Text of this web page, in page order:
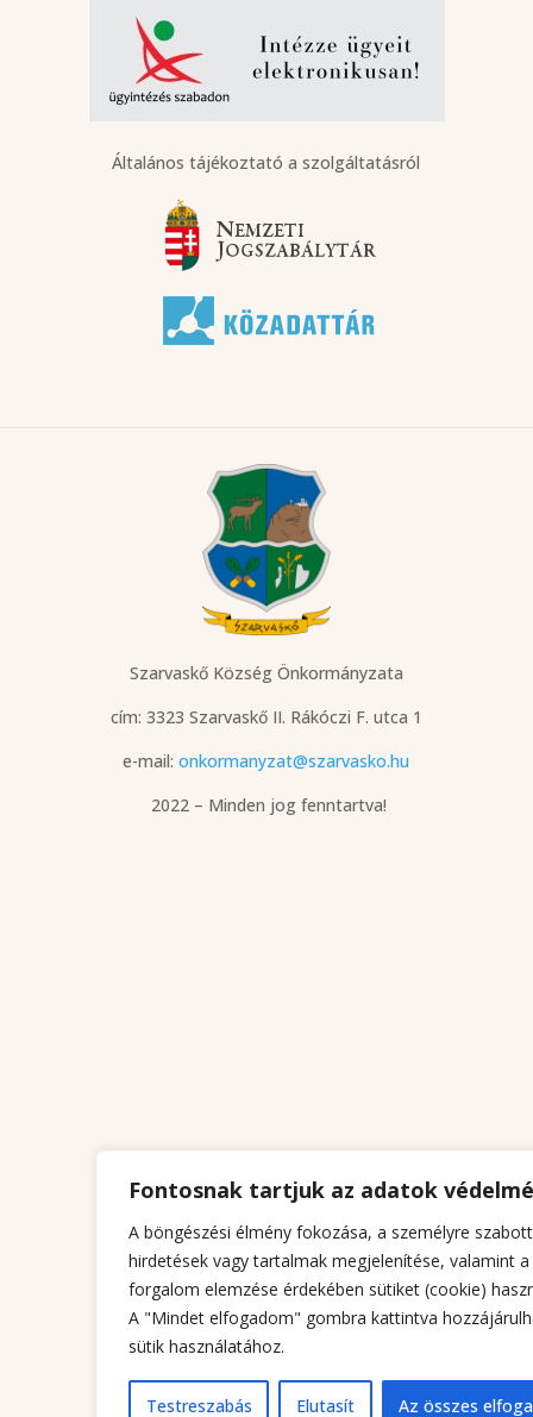
Fontosnak tartjuk az adatok
A böngészési élmény fokozása, a személyre szabott
hirdetések vagy tartalmak megjelenítése, valamint a
forgalom elemzése érdekében sütiket (cookie)
A "Mindet elfogadom" gombra kattintva
sütik használatához.
Testreszabás Elutasít Az összes
Általános tájékoztató a szolgáltatásról
Szarvaskő Község Önkormányzata
cím: 3323 Szarvaskő II. Rákóczi F. utca 1
e-mail:onkormanyzat@szarvasko.hu
2022 – Minden jog fenntartva!